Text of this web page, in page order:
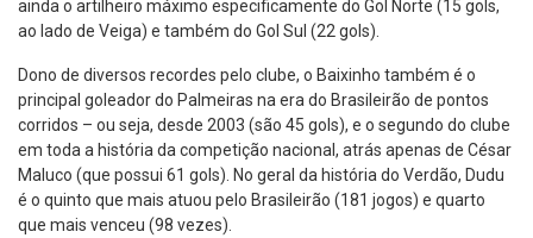
ainda o artilheiro máximo especificamente do Gol Norte (15 gols,
ao lado de Veiga) e também do Gol Sul (22 gols).
Dono de diversos recordes pelo clube, o Baixinho também é o
principal goleador do Palmeiras na era do Brasileirão de pontos
corridos – ou seja, desde 2003 (são 45 gols), e o segundo do clube
em toda a história da competição nacional, atrás apenas de César
Maluco (que possui 61 gols). No geral da história do Verdão, Dudu
é o quinto que mais atuou pelo Brasileirão (181 jogos) e quarto
que mais venceu (98 vezes).